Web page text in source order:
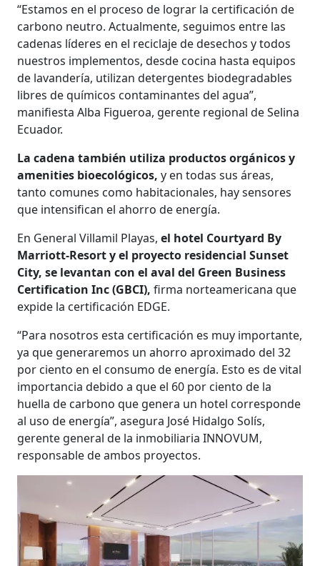
“Estamos en el proceso de lograr la certificación de
carbono neutro. Actualmente, seguimos entre las
cadenas líderes en el reciclaje de desechos y todos
nuestros implementos, desde cocina hasta equipos
de lavandería, utilizan detergentes biodegradables
libres de químicos contaminantes del agua”,
manifiesta Alba Figueroa, gerente regional de Selina
Ecuador.
La cadena también utiliza productos orgánicos y
amenities bioecológicos,y en todas sus áreas,
tanto comunes como habitacionales, hay sensores
que intensifican el ahorro de energía.
En General Villamil Playas,el hotel Courtyard By
Marriott-Resort y el proyecto residencial Sunset
City, se levantan con el aval del Green Business
Certification Inc (GBCI), firma norteamericana que
expide la certificación EDGE.
“Para nosotros esta certificación es muy importante,
ya que generaremos un ahorro aproximado del 32
por ciento en el consumo de energía. Esto es de vital
importancia debido a que el 60 por ciento de la
huella de carbono que genera un hotel corresponde
al uso de energía”, asegura José Hidalgo Solís,
gerente general de la inmobiliaria INNOVUM,
responsable de ambos proyectos.